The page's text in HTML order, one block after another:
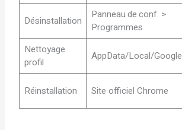
Désinstallation
Panneau de conf. >
Programmes
Nettoyage
profil
AppData/Local/Google
Réinstallation Site officiel Chrome